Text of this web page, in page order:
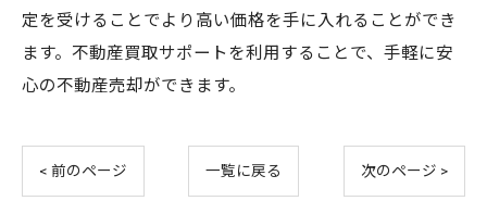
定を受けることでより高い価格を手に入れることができ
ます。不動産買取サポートを利用することで、手軽に安
心の不動産売却ができます。
< 前のページ 一覧に戻る 次のページ >